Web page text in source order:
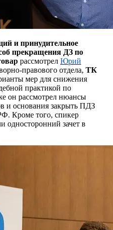
и принудительное
прекращения ДЗ по
рассмотрел Юрий
правового отдела, ТК
мер для снижения
практикой по
он рассмотрел нюансы
и основания закрыть ПДЗ
Кроме того, спикер
односторонний зачет в